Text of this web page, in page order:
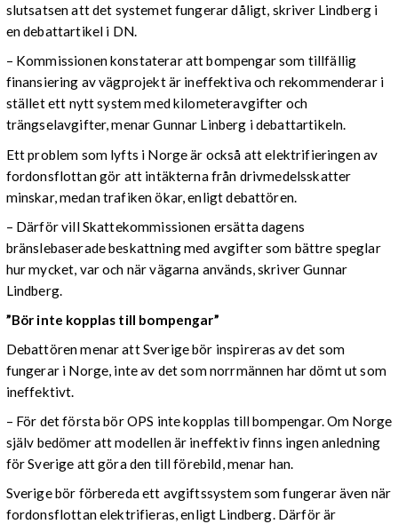
slutsatsen att det systemet fungerar dåligt, skriver Lindberg i
en debattartikel i DN.
– Kommissionen konstaterar att bompengar som tillfällig
finansiering av vägprojekt är ineffektiva och rekommenderar i
stället ett nytt system med kilometeravgifter och
trängselavgifter, menar Gunnar Linberg i debattartikeln.
Ett problem som lyfts i Norge är också att elektrifieringen av
fordonsflottan gör att intäkterna från drivmedelsskatter
minskar, medan trafiken ökar, enligt debattören.
– Därför vill Skattekommissionen ersätta dagens
bränslebaserade beskattning med avgifter som bättre speglar
hur mycket, var och när vägarna används, skriver Gunnar
Lindberg.
”Bör inte kopplas till bompengar”
Debattören menar att Sverige bör inspireras av det som
fungerar i Norge, inte av det som norrmännen har dömt ut som
ineffektivt.
– För det första bör OPS inte kopplas till bompengar. Om Norge
själv bedömer att modellen är ineffektiv finns ingen anledning
för Sverige att göra den till förebild, menar han.
Sverige bör förbereda ett avgiftssystem som fungerar även när
fordonsflottan elektrifieras, enligt Lindberg. Därför är